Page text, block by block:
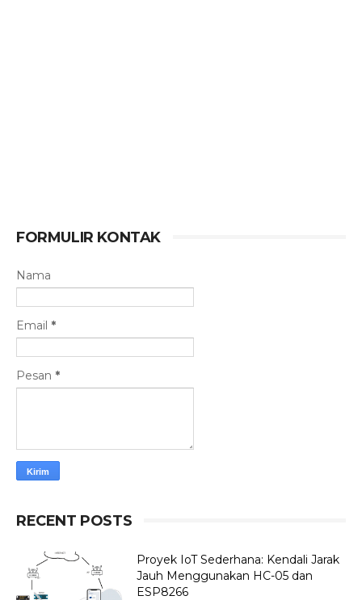
FORMULIR KONTAK
Nama
Email *
Pesan *
RECENT POSTS
Proyek IoT Sederhana: Kendali Jarak
Jauh Menggunakan HC-05 dan
ESP8266